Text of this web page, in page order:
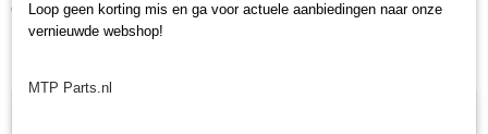
€ 6,29Loop geen korting mis en ga voor actuele aanbiedingen naar onze
vernieuwde webshop!
MTP Parts.nl